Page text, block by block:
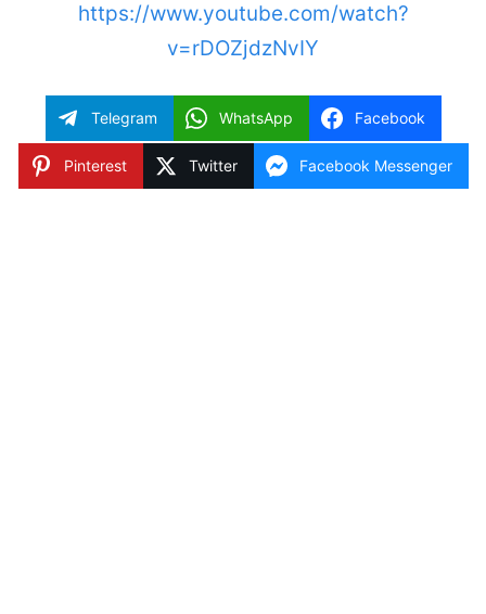
https://www.youtube.com/watch?
v=rDOZjdzNvIY
Telegram WhatsApp Facebook
Pinterest Twitter Facebook Messenger